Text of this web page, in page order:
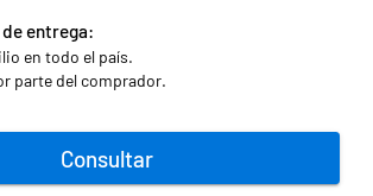
entrega:
en todo el país.
parte del comprador.
Consultar